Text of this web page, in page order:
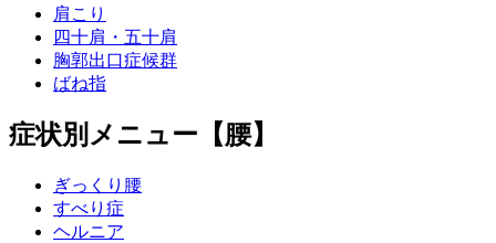
肩こり
四十肩・五十肩
胸郭出口症候群
ばね指
症状別メニュー【腰】
ぎっくり腰
すべり症
ヘルニア